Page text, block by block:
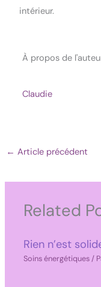
intérieur.
À propos de
Claudie
← Article précédent
Related
Rien n’est
Soins énergétiques /